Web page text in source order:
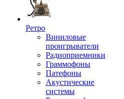
Ретро
Виниловые
проигрыватели
Радиоприемники
Граммофоны
Патефоны
Акустические
системы